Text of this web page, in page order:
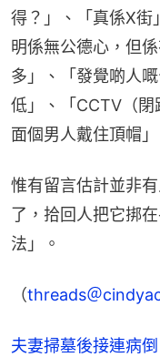
得？」、「真係X街
明係無公德心，但
多」、「發覺啲人
低」、「CCTV（
面個男人戴住頂帽」
惟有留言估計並非
了，拾回人把它挷
法」。
（threads＠
夫妻掃墓後接連病